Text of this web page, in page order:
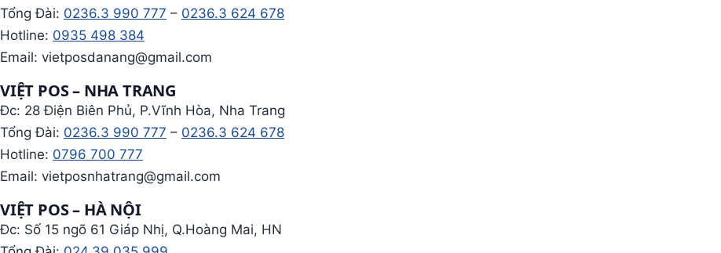
Tổng Đài: 0236.3 990 777 – 0236.3 624 678
Hotline: 0935 498 384
Email: vietposdanang@gmail.com
VIỆT POS – NHA TRANG
Đc: 28 Điện Biên Phủ, P.Vĩnh Hòa, Nha Trang
Tổng Đài: 0236.3 990 777 – 0236.3 624 678
Hotline: 0796 700 777
Email: vietposnhatrang@gmail.com
VIỆT POS – HÀ NỘI
Đc: Số 15 ngõ 61 Giáp Nhị, Q.Hoàng Mai, HN